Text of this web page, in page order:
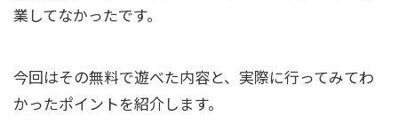
業してなかったです。
今回はその無料で遊べた内容と、実際に行ってみてわ
かったポイントを紹介します。